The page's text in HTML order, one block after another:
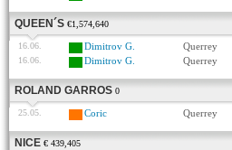
QUEEN´S €1,574,640
16.06. Dimitrov G. Querrey
16.06. Dimitrov G. Querrey
ROLAND GARROS 0
25.05. Coric Querrey
NICE € 439,405